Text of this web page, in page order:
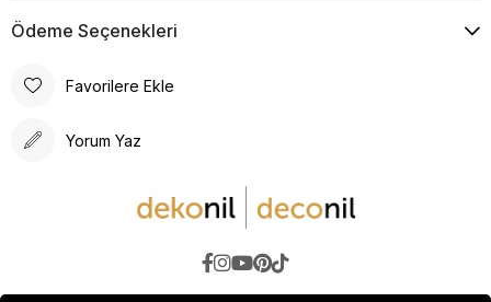
Ödeme Seçenekleri
Favorilere Ekle
Yorum Yaz